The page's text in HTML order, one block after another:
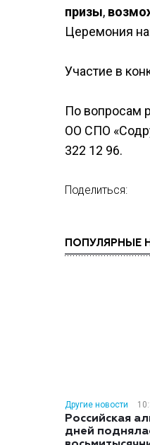
призы,
Церемония
Участие в
По вопросам
ОО СПО
322 12 96.
Поделиться:
ПОПУЛЯРНЫЕ
Другие новости
Российская
дней